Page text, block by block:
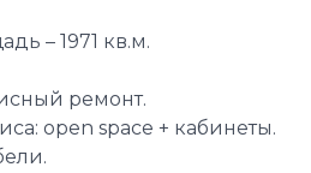
– 1971 кв.м.
ремонт.
оpen space + кабинеты.